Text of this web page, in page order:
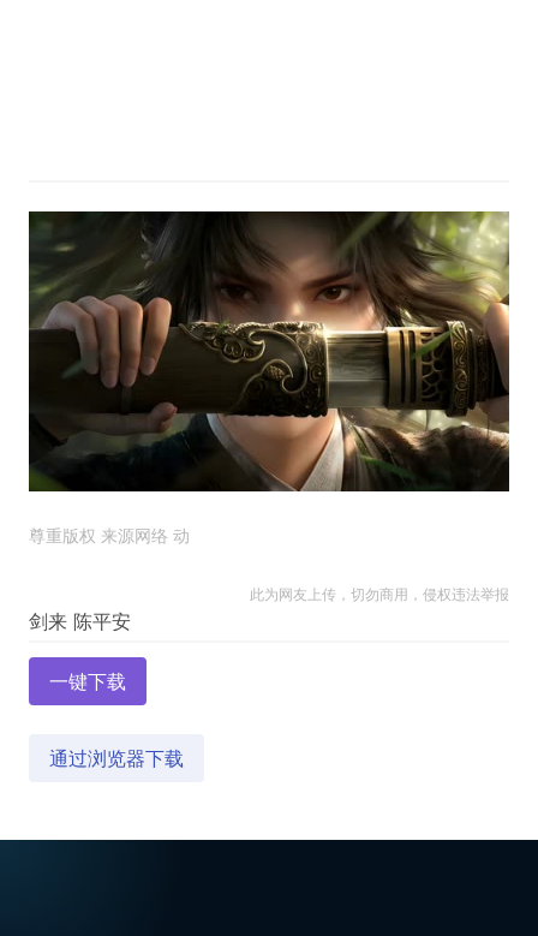
尊重版权 来源网络 动
此为网友上传，切勿商用，侵权违法举报
一键下载
通过浏览器下载